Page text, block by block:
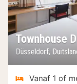
Townhouse
Düsseldorf,
Vanaf 1 of